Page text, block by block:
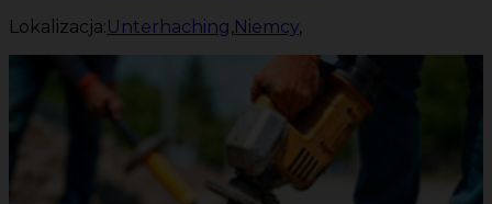
Lokalizacja:Unterhaching,Niemcy,